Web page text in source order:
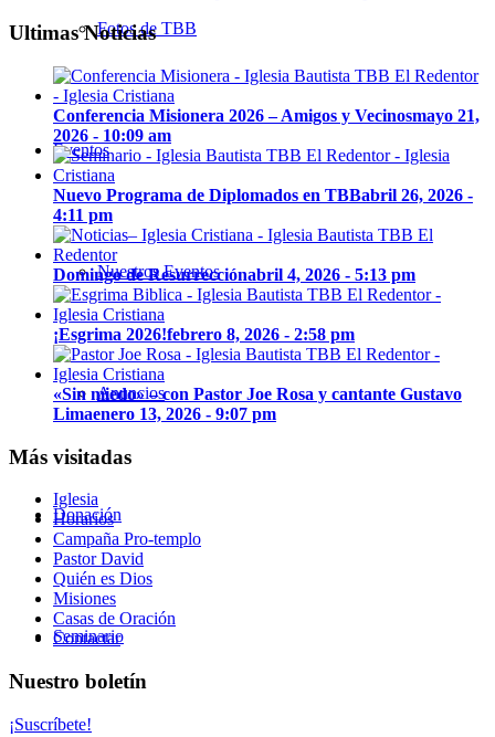
Fotos de TBB
Eventos
Nuestros Eventos
Anuncios
Donación
Seminario
Ultimas Noticias
Conferencia Misionera 2026 – Amigos y Vecinosmayo 21,
2026 - 10:09 am
Nuevo Programa de Diplomados en TBBabril 26, 2026 -
4:11 pm
Domingo de Resurrecciónabril 4, 2026 - 5:13 pm
¡Esgrima 2026!febrero 8, 2026 - 2:58 pm
«Sin miedo» – con Pastor Joe Rosa y cantante Gustavo
Limaenero 13, 2026 - 9:07 pm
Más visitadas
Iglesia
Horarios
Campaña Pro-templo
Pastor David
Quién es Dios
Misiones
Casas de Oración
Contactar
Nuestro boletín
¡Suscríbete!